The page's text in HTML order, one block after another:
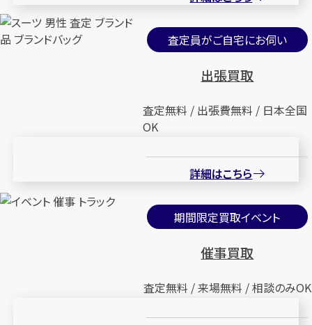
査定員がご自宅にお伺い
出張買取
査定無料 / 出張費無料 / 日本全国
OK
詳細はこちら
期間限定買取イベント
催事買取
査定無料 / 来場無料 / 相談のみOK